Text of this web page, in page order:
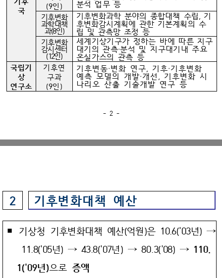
국
(9인)
분석 업무 등
기후변화
과학대책
과(8인)
기후변화과학 분야의 종합대책 수립, 기
후변화감시계획에 관한 기본계획의 수
립 및 관측망 조정 등
기후변화
감시센터
(12인)
세계기상기구가 정하는 바에 따른 지구
대기의 관측‧분석 및 지구대기내 주요
온실가스의 관측 등
국립기
상
연구소
기후연
구과
(9인)
기후변동‧변화 연구, 기후‧기후변화
예측 모델의 개발‧개선, 기후변화 시
나리오 산출 기술개발 연구 등
- 2 -
2 기후변화대책 예산
￭ 기상청 기후변화대책 예산(억원)은 10.6('03년) →
11.8('05년) → 43.8('07년) →80 .3('08) → 110.
1('09년)으로 증액